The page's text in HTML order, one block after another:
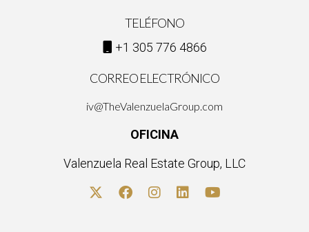
TELÉFONO
+1 305 776 4866
CORREO ELECTRÓNICO
iv@TheValenzuelaGroup.com
OFICINA
Valenzuela Real Estate Group, LLC